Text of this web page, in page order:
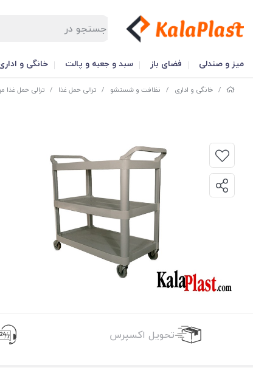
میز و صندلی فضای باز سبد و جعبه و پالت خانگی و
/ خانگی و اداری / نظافت و شستشو / ترالی حمل غذا / ترالی حمل غذا
تحویل اکسپرس